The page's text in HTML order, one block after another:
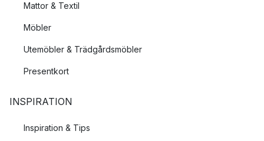
Mattor & Textil
Möbler
Utemöbler & Trädgårdsmöbler
Presentkort
INSPIRATION
Inspiration & Tips